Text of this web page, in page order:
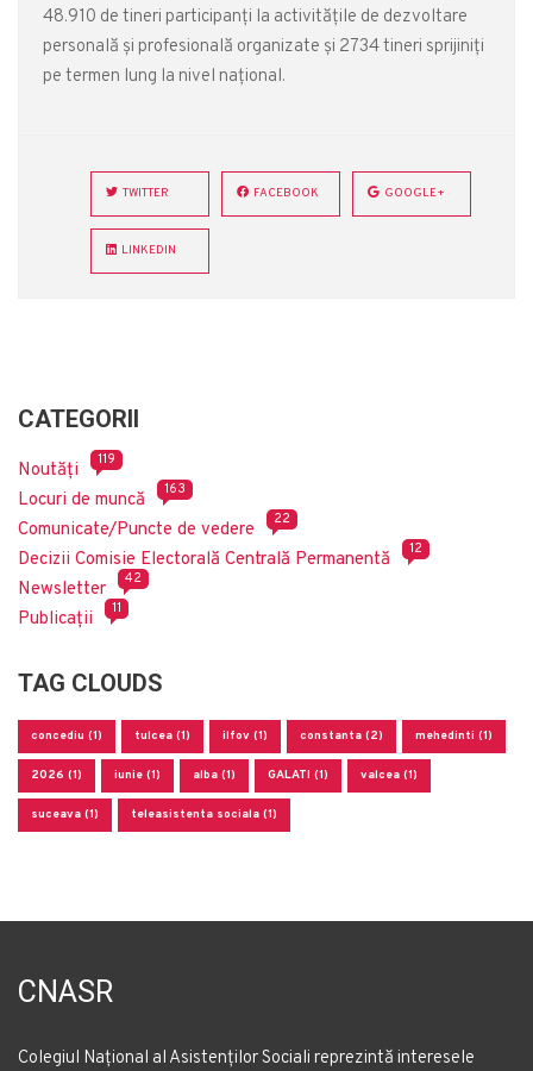
48.910 de tineri participanți la activitățile de dezvoltare
personală și profesională organizate și 2734 tineri sprijiniți
pe termen lung la nivel național.
TWITTER FACEBOOK GOOGLE+
LINKEDIN
CATEGORII
Noutăți 119
Locuri de muncă 163
Comunicate/Puncte de vedere 22
Decizii Comisie Electorală Centrală Permanentă 12
Newsletter 42
Publicații 11
TAG CLOUDS
concediu (1) tulcea (1) ilfov (1) constanta (2) mehedinti (1)
2026 (1) iunie (1) alba (1) GALATI (1) valcea (1)
suceava (1) teleasistenta sociala (1)
CNASR
Colegiul Național al Asistenților Sociali reprezintă interesele